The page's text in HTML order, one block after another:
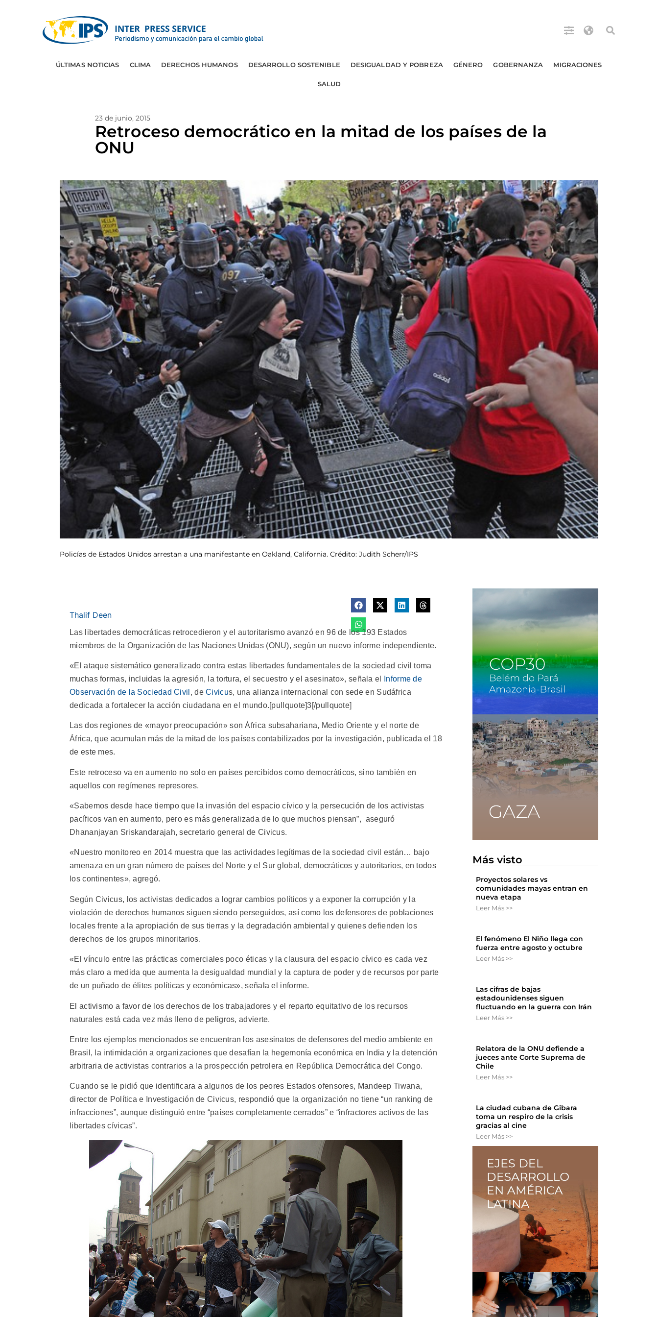
ÚLTIMAS NOTICIAS CLIMA DERECHOS HUMANOS DESARROLLO SOSTENIBLE DESIGUALDAD Y POBREZA GÉNERO GOBERNANZA MIGRACIONES
SALUD
23 de junio, 2015
Retroceso democrático en la mitad de los países de la
ONU
Policías de Estados Unidos arrestan a una manifestante en Oakland, California. Crédito: Judith Scherr/IPS
Thalif Deen
Las libertades democráticas retrocedieron y el autoritarismo avanzó en 96 de los 193 Estados
miembros de la Organización de las Naciones Unidas (ONU), según un nuevo informe independiente.
«El ataque sistemático generalizado contra estas libertades fundamentales de la sociedad civil toma
muchas formas, incluidas la agresión, la tortura, el secuestro y el asesinato», señala el
Informe de
Observación de la Sociedad Civil , deCivicus, una alianza internacional con sede en Sudáfrica
dedicada a fortalecer la acción ciudadana en el mundo.[pullquote]3[/pullquote]
Las dos regiones de «mayor preocupación» son África subsahariana, Medio Oriente y el norte de
África, que acumulan más de la mitad de los países contabilizados por la investigación, publicada el 18
de este mes.
Este retroceso va en aumento no solo en países percibidos como democráticos, sino también en
aquellos con regímenes represores.
«Sabemos desde hace tiempo que la invasión del espacio cívico y la persecución de los activistas
pacíficos van en aumento, pero es más generalizada de lo que muchos piensan”, aseguró
Dhananjayan Sriskandarajah, secretario general de Civicus.
«Nuestro monitoreo en 2014 muestra que las actividades legítimas de la sociedad civil están… bajo
amenaza en un gran número de países del Norte y el Sur global, democráticos y autoritarios, en todos
los continentes», agregó.
Según Civicus, los activistas dedicados a lograr cambios políticos y a exponer la corrupción y la
violación de derechos humanos siguen siendo perseguidos, así como los defensores de poblaciones
locales frente a la apropiación de sus tierras y la degradación ambiental y quienes defienden los
derechos de los grupos minoritarios.
«El vínculo entre las prácticas comerciales poco éticas y la clausura del espacio cívico es cada vez
más claro a medida que aumenta la desigualdad mundial y la captura de poder y de recursos por parte
de un puñado de élites políticas y económicas», señala el informe.
El activismo a favor de los derechos de los trabajadores y el reparto equitativo de los recursos
naturales está cada vez más lleno de peligros, advierte.
Entre los ejemplos mencionados se encuentran los asesinatos de defensores del medio ambiente en
Brasil, la intimidación a organizaciones que desafían la hegemonía económica en India y la detención
arbitraria de activistas contrarios a la prospección petrolera en República Democrática del Congo.
Cuando se le pidió que identificara a algunos de los peores Estados ofensores, Mandeep Tiwana,
director de Política e Investigación de Civicus, respondió que la organización no tiene “un ranking de
infracciones”, aunque distinguió entre “países completamente cerrados” e “infractores activos de las
libertades cívicas”.
Más visto
Proyectos solares vs
comunidades mayas entran en
nueva etapa
Leer Más >>
El fenómeno El Niño llega con
fuerza entre agosto y octubre
Leer Más >>
Las cifras de bajas
estadounidenses siguen
fluctuando en la guerra con Irán
Leer Más >>
Relatora de la ONU defiende a
jueces ante Corte Suprema de
Chile
Leer Más >>
La ciudad cubana de Gibara
toma un respiro de la crisis
gracias al cine
Leer Más >>